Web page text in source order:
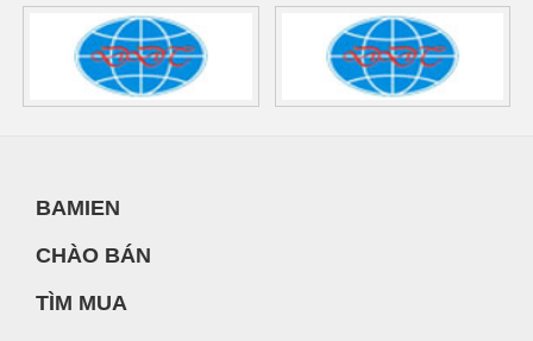
BAMIEN
CHÀO BÁN
TÌM MUA